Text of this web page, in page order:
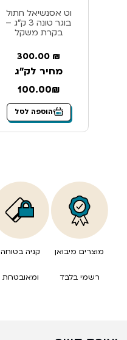
וט אסנשיאל חתול
בוגר טונה 3 ק”ג –
בקרת משקל
300.00 ₪
מחיר לק"ג
100.00₪
הוספה לסל
מוצרים מיבואן
רשמי בלבד
קניה בטוחה
ומאובטחת